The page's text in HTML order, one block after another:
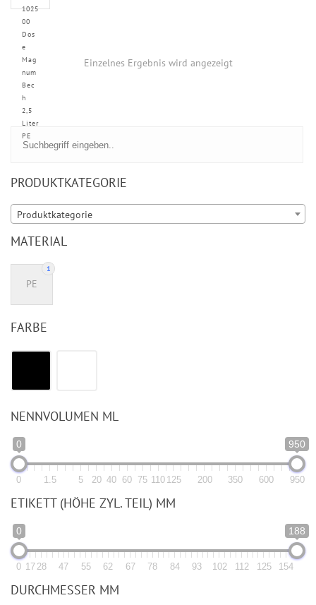
1025
00
Dos
e
Mag
num
Bec
h
2,5
Liter
PE
Einzelnes Ergebnis wird angezeigt
PRODUKTKATEGORIE
Produktkategorie
MATERIAL
1
PE
FARBE
NENNVOLUMEN ML
0 950
0 1.5 5 20 40 60 75 110 125 200 350 600 950
ETIKETT (HÖHE ZYL. TEIL) MM
0 188
0 17 28 47 55 62 67 78 84 93 102 112 125 154
DURCHMESSER MM